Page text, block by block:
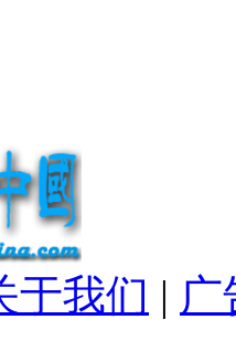
于我们 | 广